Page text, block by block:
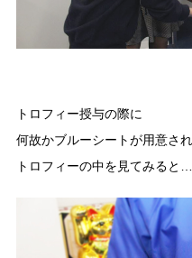
トロフィー授与の際に
何故かブルーシートが用意され
トロフィーの中を見てみると…